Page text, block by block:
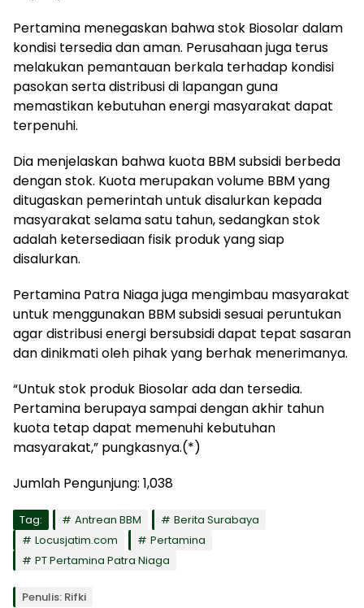
Pertamina menegaskan bahwa stok Biosolar dalam
kondisi tersedia dan aman. Perusahaan juga terus
melakukan pemantauan berkala terhadap kondisi
pasokan serta distribusi di lapangan guna
memastikan kebutuhan energi masyarakat dapat
terpenuhi.
Dia menjelaskan bahwa kuota BBM subsidi berbeda
dengan stok. Kuota merupakan volume BBM yang
ditugaskan pemerintah untuk disalurkan kepada
masyarakat selama satu tahun, sedangkan stok
adalah ketersediaan fisik produk yang siap
disalurkan.
Pertamina Patra Niaga juga mengimbau masyarakat
untuk menggunakan BBM subsidi sesuai peruntukan
agar distribusi energi bersubsidi dapat tepat sasaran
dan dinikmati oleh pihak yang berhak menerimanya.
“Untuk stok produk Biosolar ada dan tersedia.
Pertamina berupaya sampai dengan akhir tahun
kuota tetap dapat memenuhi kebutuhan
masyarakat,” pungkasnya.(*)
Jumlah Pengunjung: 1,038
Tag: Antrean BBM
Berita Surabaya
Locusjatim.com
Pertamina
PT Pertamina Patra Niaga
Penulis: Rifki